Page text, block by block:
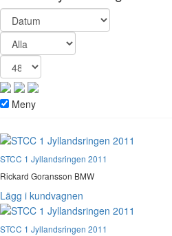
Meny
STCC 1 Jyllandsringen 2011
Rickard Goransson BMW
Lägg i kundvagnen
STCC 1 Jyllandsringen 2011